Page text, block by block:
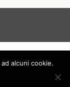
alcuni cookie.